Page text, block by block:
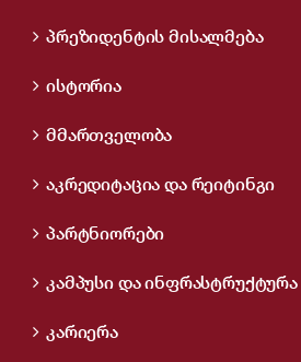
პრეზიდენტის მისალმება
ისტორია
მმართველობა
აკრედიტაცია და რეიტინგი
პარტნიორები
კამპუსი და ინფრასტრუქტურა
კარიერა